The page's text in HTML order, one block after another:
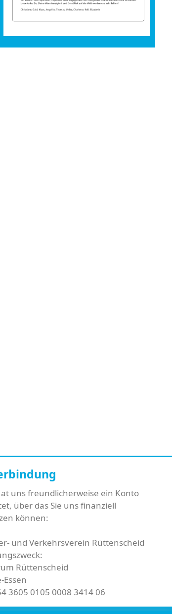
uns freundlicherweise ein Konto
über das Sie uns finanziell
können:
und Verkehrsverein Rüttenscheid
Rüttenscheid
Essen
3605 0105 0008 3414 06